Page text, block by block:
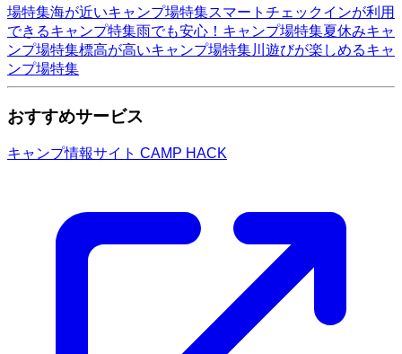
場特集海が近いキャンプ場特集スマートチェックインが利用
できるキャンプ特集雨でも安心！キャンプ場特集夏休みキャ
ンプ場特集標高が高いキャンプ場特集川遊びが楽しめるキャ
ンプ場特集
おすすめサービス
キャンプ情報サイト CAMP HACK